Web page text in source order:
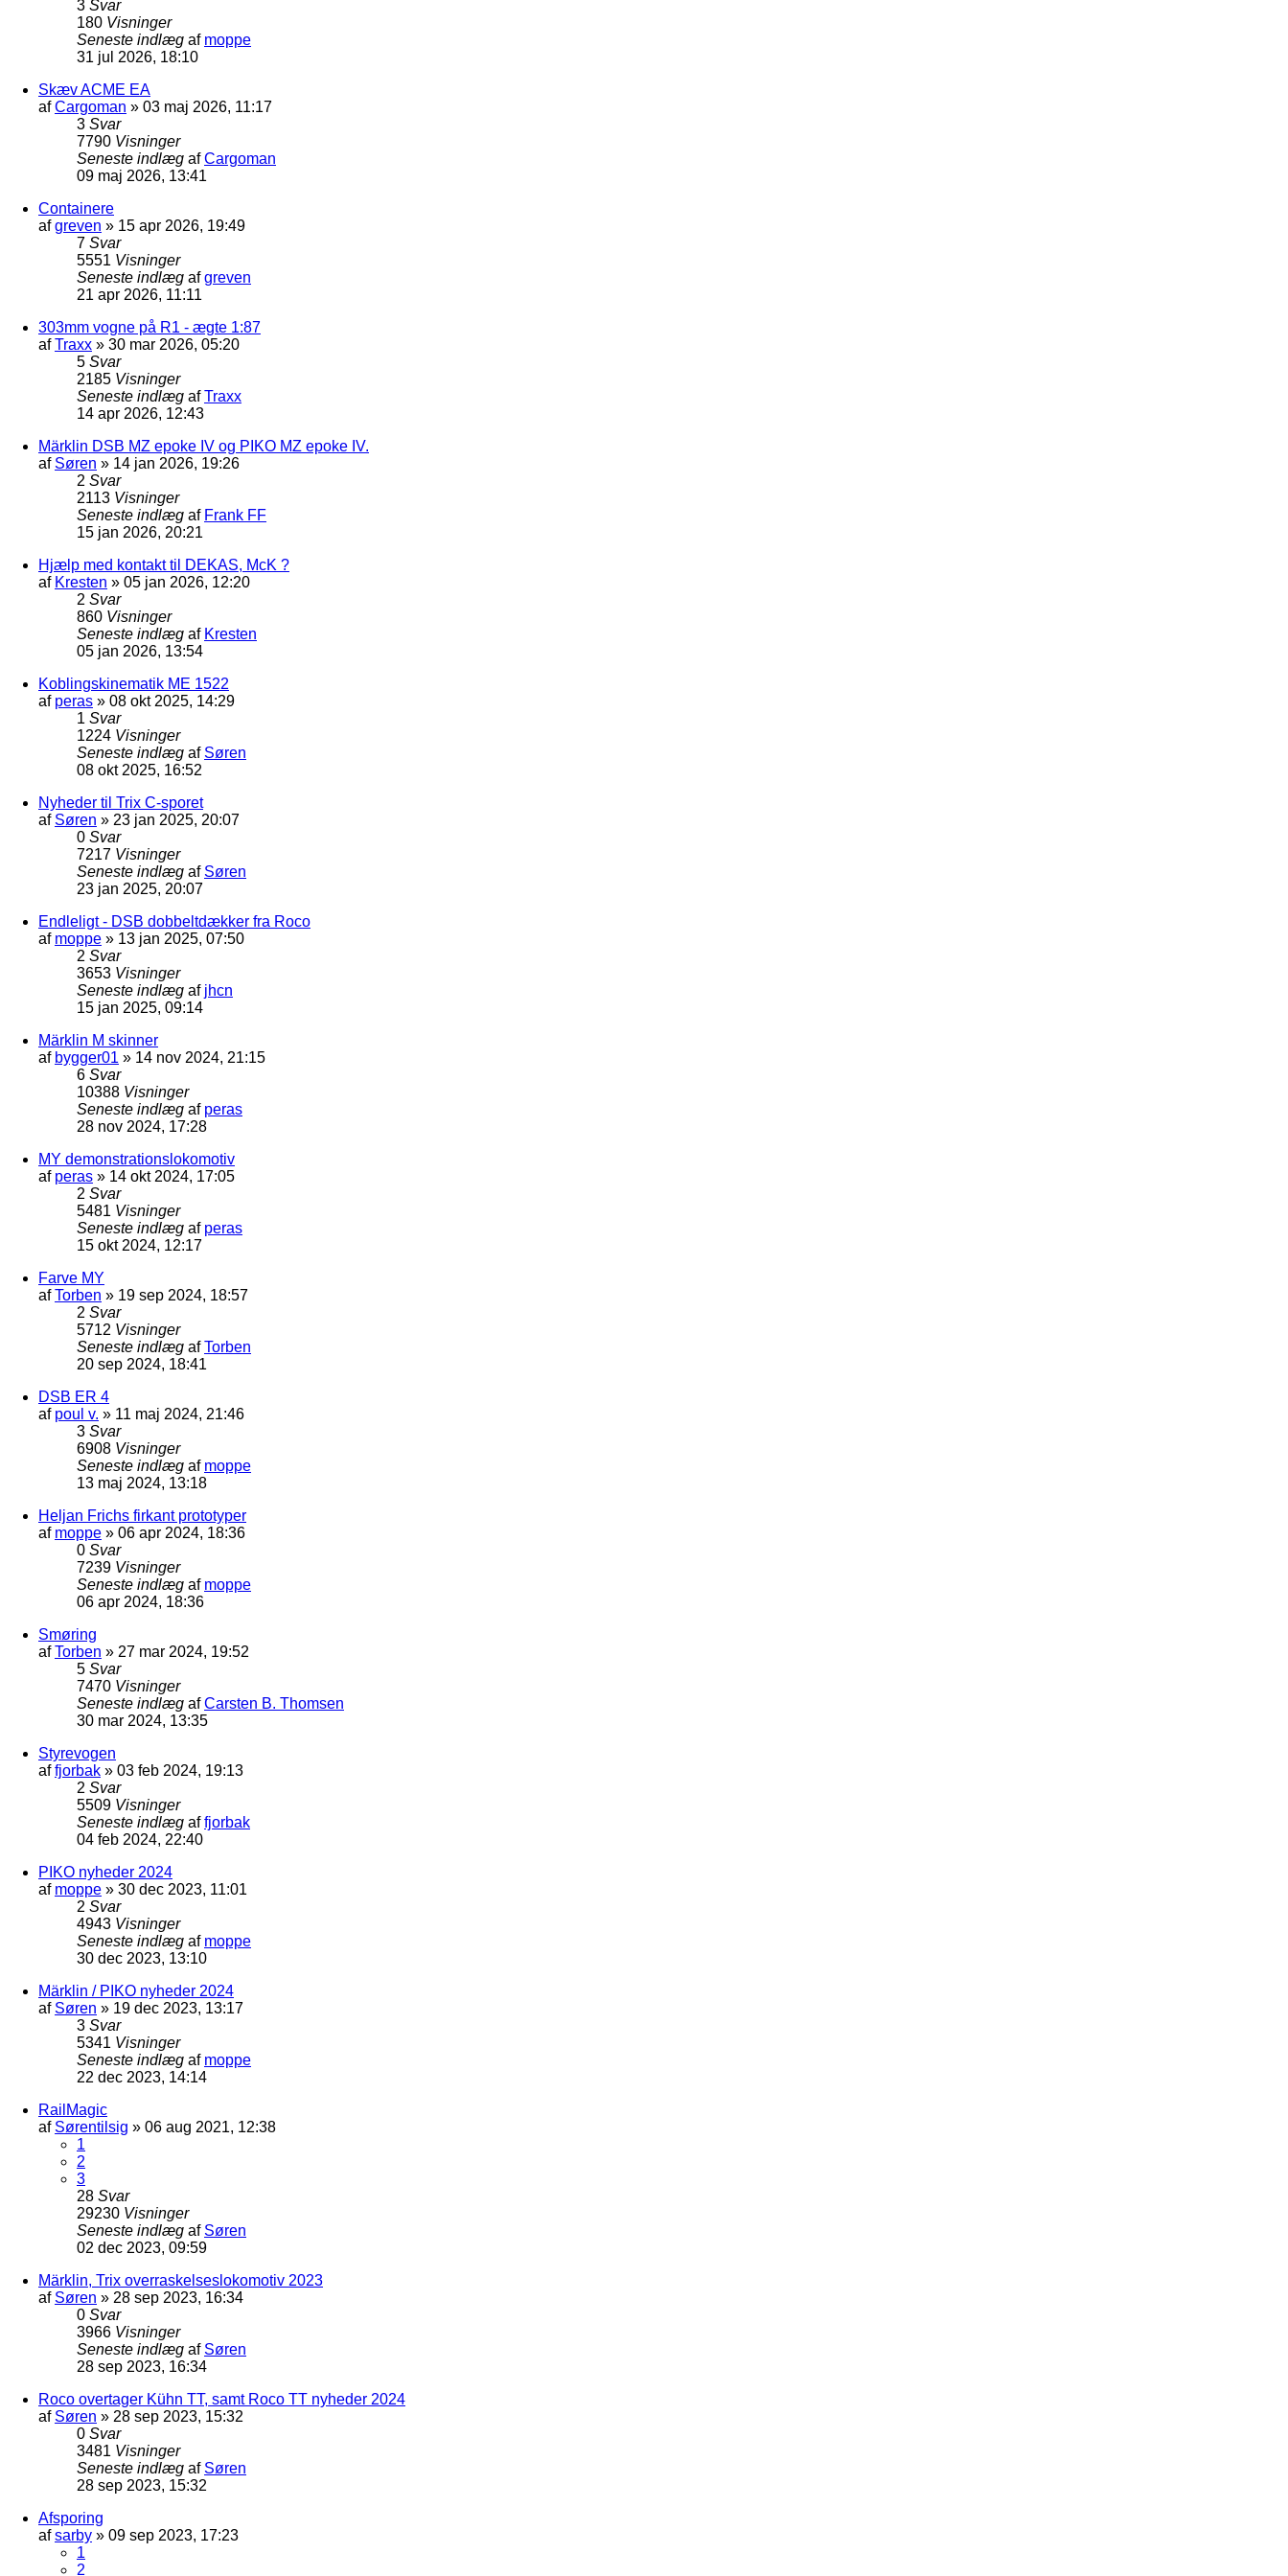
3 Svar
180 Visninger
Seneste indlæg af moppe
31 jul 2026, 18:10
Skæv ACME EA
afCargoman » 03 maj 2026, 11:17
3 Svar
7790 Visninger
Seneste indlæg afCargoman
09 maj 2026, 13:41
Containere
afgreven » 15 apr 2026, 19:49
7 Svar
5551 Visninger
Seneste indlæg afgreven
21 apr 2026, 11:11
303mm vogne på R1 - ægte 1:87
afTraxx » 30 mar 2026, 05:20
5 Svar
2185 Visninger
Seneste indlæg afTraxx
14 apr 2026, 12:43
Märklin DSB MZ epoke IV og PIKO MZ epoke IV.
af Søren » 14 jan 2026, 19:26
2 Svar
2113 Visninger
Seneste indlæg af Frank FF
15 jan 2026, 20:21
Hjælp med kontakt til DEKAS, McK ?
af Kresten » 05 jan 2026, 12:20
2 Svar
860 Visninger
Seneste indlæg af Kresten
05 jan 2026, 13:54
Koblingskinematik ME 1522
af peras » 08 okt 2025, 14:29
1 Svar
1224 Visninger
Seneste indlæg af Søren
08 okt 2025, 16:52
Nyheder til Trix C-sporet
af Søren » 23 jan 2025, 20:07
0 Svar
7217 Visninger
Seneste indlæg af Søren
23 jan 2025, 20:07
Endleligt - DSB dobbeltdækker fra Roco
af moppe » 13 jan 2025, 07:50
2 Svar
3653 Visninger
Seneste indlæg af jhcn
15 jan 2025, 09:14
Märklin M skinner
af bygger01 » 14 nov 2024, 21:15
6 Svar
10388 Visninger
Seneste indlæg af peras
28 nov 2024, 17:28
MY demonstrationslokomotiv
af peras » 14 okt 2024, 17:05
2 Svar
5481 Visninger
Seneste indlæg af peras
15 okt 2024, 12:17
Farve MY
afTorben » 19 sep 2024, 18:57
2 Svar
5712 Visninger
Seneste indlæg afTorben
20 sep 2024, 18:41
DSB ER 4
af poul v. » 11 maj 2024, 21:46
3 Svar
6908 Visninger
Seneste indlæg af moppe
13 maj 2024, 13:18
Heljan Frichs firkant prototyper
af moppe » 06 apr 2024, 18:36
0 Svar
7239 Visninger
Seneste indlæg af moppe
06 apr 2024, 18:36
Smøring
afTorben » 27 mar 2024, 19:52
5 Svar
7470 Visninger
Seneste indlæg afCarsten B. Thomsen
30 mar 2024, 13:35
Styrevogen
affjorbak » 03 feb 2024, 19:13
2 Svar
5509 Visninger
Seneste indlæg affjorbak
04 feb 2024, 22:40
PIKO nyheder 2024
af moppe » 30 dec 2023, 11:01
2 Svar
4943 Visninger
Seneste indlæg af moppe
30 dec 2023, 13:10
Märklin / PIKO nyheder 2024
af Søren » 19 dec 2023, 13:17
3 Svar
5341 Visninger
Seneste indlæg af moppe
22 dec 2023, 14:14
RailMagic
af Sørentilsig » 06 aug 2021, 12:38
1
2
3
28 Svar
29230 Visninger
Seneste indlæg af Søren
02 dec 2023, 09:59
Märklin, Trix overraskelseslokomotiv 2023
af Søren » 28 sep 2023, 16:34
0 Svar
3966 Visninger
Seneste indlæg af Søren
28 sep 2023, 16:34
Roco overtager Kühn TT, samt Roco TT nyheder 2024
af Søren » 28 sep 2023, 15:32
0 Svar
3481 Visninger
Seneste indlæg af Søren
28 sep 2023, 15:32
Afsporing
afsarby » 09 sep 2023, 17:23
1
2